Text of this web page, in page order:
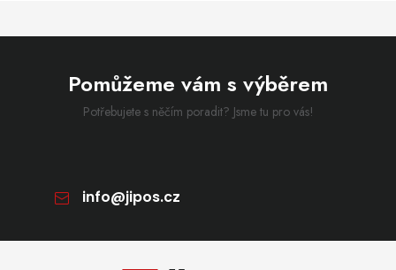
Pomůžeme vám s výběrem
Potřebujete s něčím poradit? Jsme tu pro vás!
info@jipos.cz